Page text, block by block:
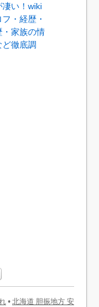
凄い！wiki
フ・経歴・
・家族の情
ど徹底調
• 北海道 胆振地方 安